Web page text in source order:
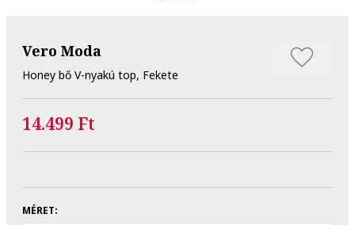
Vero Moda
Honey bő V-nyakú top, Fekete
14.499 Ft
MÉRET: